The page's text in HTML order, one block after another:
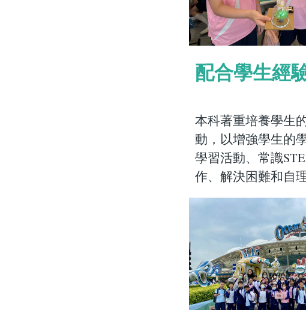
配合學生經
本科著重培養學生
動，以增強學生的
學習活動、常識
作、解決困難和自